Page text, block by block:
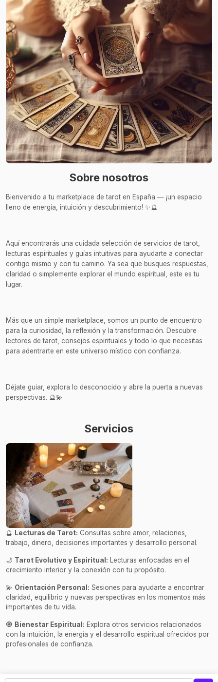
Sobre nosotros
Bienvenido a tu marketplace de tarot en España — ¡un espacio
lleno de energía, intuición y descubrimiento! ✨🔮
Aquí encontrarás una cuidada selección de servicios de tarot,
lecturas espirituales y guías intuitivas para ayudarte a conectar
contigo mismo y con tu camino. Ya sea que busques respuestas,
claridad o simplemente explorar el mundo espiritual, este es tu
lugar.
Más que un simple marketplace, somos un punto de encuentro
para la curiosidad, la reflexión y la transformación. Descubre
lectores de tarot, consejos espirituales y todo lo que necesitas
para adentrarte en este universo místico con confianza.
Déjate guiar, explora lo desconocido y abre la puerta a nuevas
perspectivas. 🔮💫
Servicios
🔮 Lecturas de Tarot: Consultas sobre amor, relaciones,
trabajo, dinero, decisiones importantes y desarrollo personal.
🌙 Tarot Evolutivo y Espiritual: Lecturas enfocadas en el
crecimiento interior y la conexión con tu propósito.
💫 Orientación Personal: Sesiones para ayudarte a encontrar
claridad, equilibrio y nuevas perspectivas en los momentos más
importantes de tu vida.
🧿 Bienestar Espiritual: Explora otros servicios relacionados
con la intuición, la energía y el desarrollo espiritual ofrecidos por
profesionales de confianza.